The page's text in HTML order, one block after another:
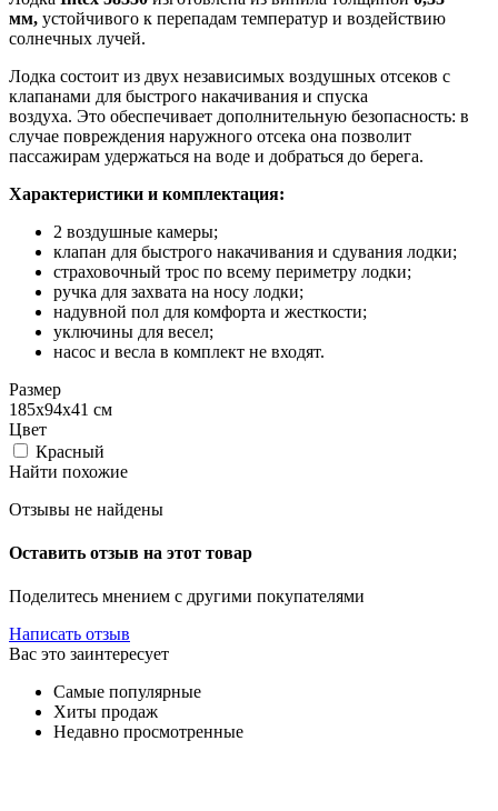
мм, устойчивого к перепадам температур и воздействию
солнечных лучей.
Лодка состоит из двух независимых воздушных отсеков с
клапанами для быстрого накачивания и спуска
воздуха. Это обеспечивает дополнительную безопасность: в
случае повреждения наружного отсека она позволит
пассажирам удержаться на воде и добраться до берега.
Характеристики и комплектация:
2 воздушные камеры;
клапан для быстрого накачивания и сдувания лодки;
страховочный трос по всему периметру лодки;
ручка для захвата на носу лодки;
надувной пол для комфорта и жесткости;
уключины для весел;
насос и весла в комплект не входят.
Размер
185х94х41 см
Цвет
Красный
Найти похожие
Отзывы не найдены
Оставить отзыв на этот товар
Поделитесь мнением с другими покупателями
Написать отзыв
Вас это заинтересует
Самые популярные
Хиты продаж
Недавно просмотренные